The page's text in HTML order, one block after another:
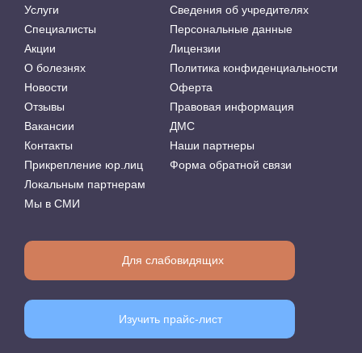
Услуги
Специалисты
Акции
О болезнях
Новости
Отзывы
Вакансии
Контакты
Прикрепление юр.лиц
Локальным партнерам
Мы в СМИ
Сведения об учредителях
Персональные данные
Лицензии
Политика конфиденциальности
Оферта
Правовая информация
ДМС
Наши партнеры
Форма обратной связи
Для слабовидящих
Изучить прайс-лист